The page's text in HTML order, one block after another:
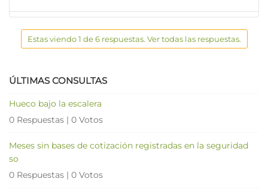
Estas viendo 1 de 6 respuestas. Ver todas las respuestas.
ÚLTIMAS CONSULTAS
Hueco bajo la escalera
0 Respuestas | 0 Votos
Meses sin bases de cotización registradas en la seguridad
so
0 Respuestas | 0 Votos